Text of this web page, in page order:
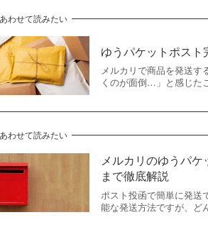
あわせて読みたい
ゆうパケットポス
メルカリで商品を発送す
くのが面倒…」と感じた
あわせて読みたい
メルカリのゆうパ
まで徹底解説
ポスト投函で簡単に発送
能な発送方法ですが、ど